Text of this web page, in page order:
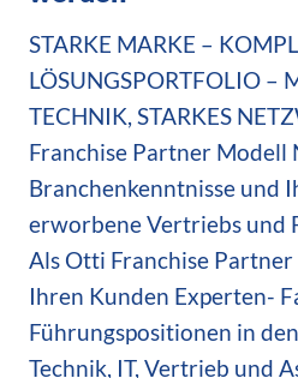
STARKE MARKE –
LÖSUNGSPORTFOLIO –
TECHNIK, STARKES
Franchise Partner Modell
Branchenkenntnisse und
erworbene Vertriebs und
Als Otti Franchise Partner
Ihren Kunden Experten-
Führungspositionen in
Technik, IT, Vertrieb und